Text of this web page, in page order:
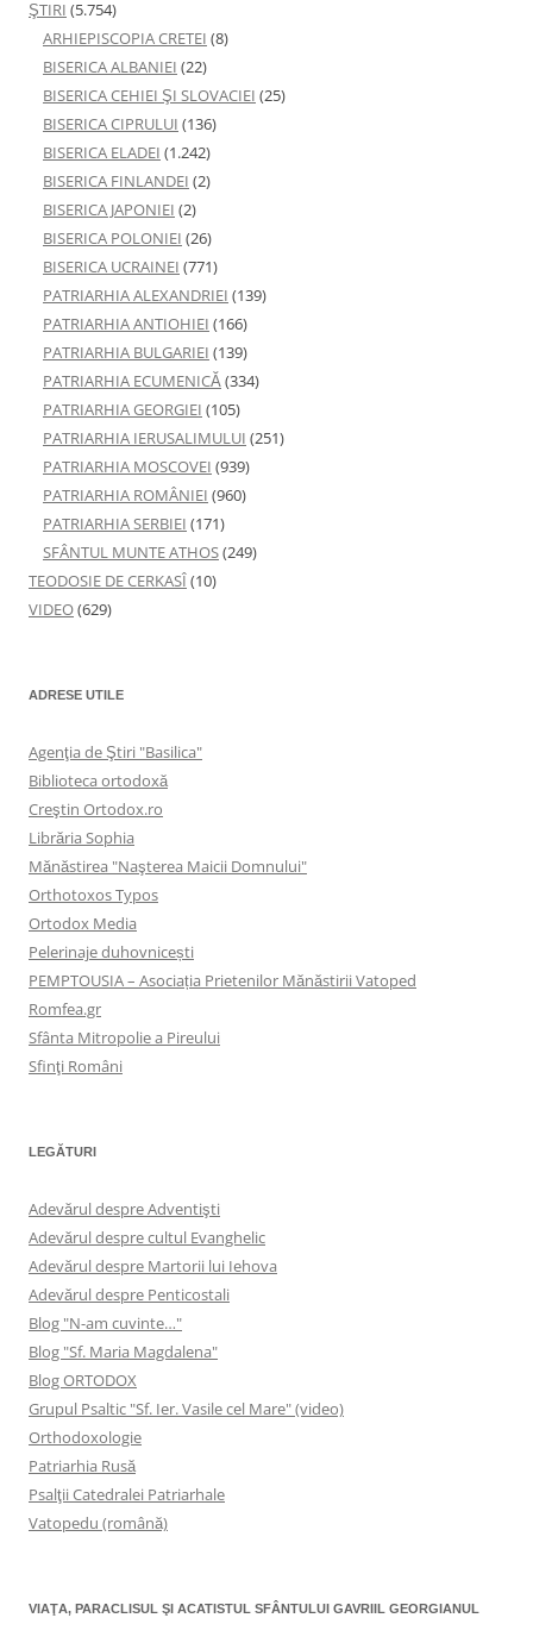
ŞTIRI (5.754)
ARHIEPISCOPIA CRETEI (8)
BISERICA ALBANIEI (22)
BISERICA CEHIEI ŞI SLOVACIEI (25)
BISERICA CIPRULUI (136)
BISERICA ELADEI (1.242)
BISERICA FINLANDEI (2)
BISERICA JAPONIEI (2)
BISERICA POLONIEI (26)
BISERICA UCRAINEI (771)
PATRIARHIA ALEXANDRIEI (139)
PATRIARHIA ANTIOHIEI (166)
PATRIARHIA BULGARIEI (139)
PATRIARHIA ECUMENICĂ(334)
PATRIARHIA GEORGIEI (105)
PATRIARHIA IERUSALIMULUI (251)
PATRIARHIA MOSCOVEI (939)
PATRIARHIA ROMÂNIEI (960)
PATRIARHIA SERBIEI (171)
SFÂNTUL MUNTE ATHOS(249)
TEODOSIE DE CERKASÎ(10)
VIDEO(629)
ADRESE UTILE
Agenţia de Ştiri "Basilica"
Biblioteca ortodoxă
Creştin Ortodox.ro
Librăria Sophia
Mănăstirea "Naşterea Maicii Domnului"
Orthotoxos Typos
Ortodox Media
Pelerinaje duhovnicești
PEMPTOUSIA – Asociația Prietenilor Mănăstirii Vatoped
Romfea.gr
Sfânta Mitropolie a Pireului
Sfinţi Români
LEGĂTURI
Adevărul despre Adventişti
Adevărul despre cultul Evanghelic
Adevărul despre Martorii lui Iehova
Adevărul despre Penticostali
Blog "N-am cuvinte…"
Blog "Sf. Maria Magdalena"
Blog ORTODOX
Grupul Psaltic "Sf. Ier. Vasile cel Mare" (video)
Orthodoxologie
Patriarhia Rusă
Psalţii Catedralei Patriarhale
Vatopedu (română)
VIAŢA, PARACLISUL ŞI ACATISTUL SFÂNTULUI GAVRIIL GEORGIANUL